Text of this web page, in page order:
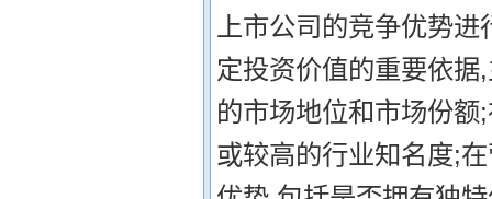
上市公司的竞争优势
定投资价值的重要依
的市场地位和市场份
或较高的行业知名度;